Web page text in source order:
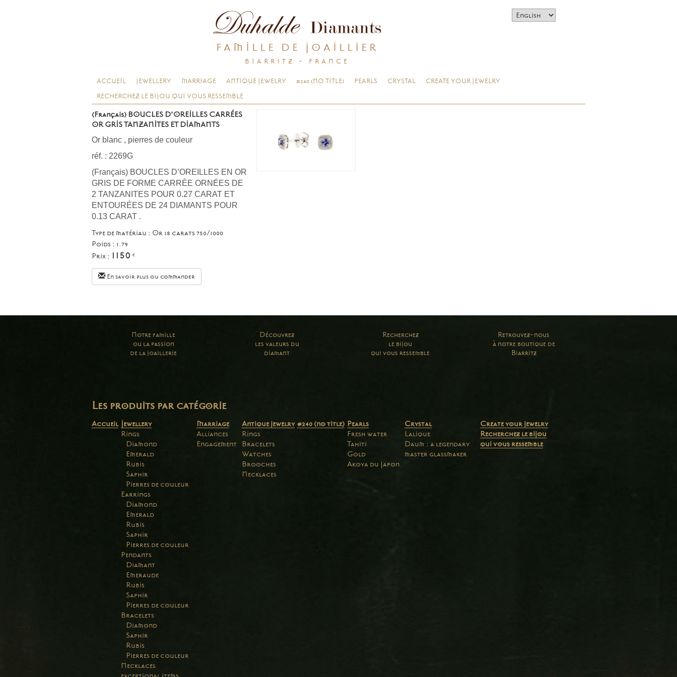
FAMILLE DE JOAILLIER
BIARRITZ - FRANCE
ACCUEIL JEWELLERY MARRIAGE ANTIQUE JEWELRY #240 (NO TITLE) PEARLS CRYSTAL CREATE YOUR JEWELRY
RECHERCHEZ LE BIJOU QUI VOUS RESSEMBLE
(Français) BOUCLES D'OREILLES CARRÉES
OR GRIS TANZANITES ET DIAMANTS
Or blanc , pierres de couleur
réf. : 2269G
(Français) BOUCLES D’OREILLES EN OR
GRIS DE FORME CARRÉE ORNÉES DE
2 TANZANITES POUR 0.27 CARAT ET
ENTOURÉES DE 24 DIAMANTS POUR
0.13 CARAT .
Type de matériau : Or 18 carats 750/1000
Poids : 1.79
Prix : 1150 €
En savoir plus ou commander
Notre famille
ou la passion
de la joaillerie
Découvrez
les valeurs du
diamant
Recherchez
le bijou
qui vous ressemble
Retrouvez-nous
à notre boutique de
Biarritz
Les produits par catégorie
Accueil Jewellery
Rings
Diamond
Emerald
Rubis
Saphir
Pierres de couleur
Earrings
Diamond
Emerald
Rubis
Saphir
Pierres de couleur
Pendants
Diamant
Emeraude
Rubis
Saphir
Pierres de couleur
Bracelets
Diamond
Saphir
Rubis
Pierres de couleur
Necklaces
Marriage
Alliances
Engagement
Antique jewelry
Rings
Bracelets
Watches
Brooches
Necklaces
#240 (no title) Pearls
Fresh water
Tahiti
Gold
Akoya du Japon
Crystal
Lalique
Daum : a legendary
master glassmaker
Create your jewelry
Recherchez le bijou
qui vous ressemble